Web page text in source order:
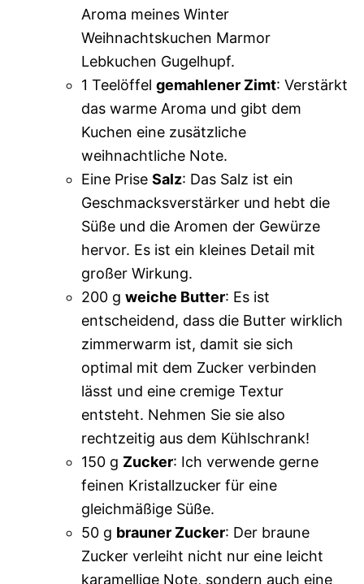
Aroma meines Winter
Weihnachtskuchen Marmor
Lebkuchen Gugelhupf.
1 Teelöffel gemahlener Zimt: Verstärkt
das warme Aroma und gibt dem
Kuchen eine zusätzliche
weihnachtliche Note.
Eine Prise Salz: Das Salz ist ein
Geschmacksverstärker und hebt die
Süße und die Aromen der Gewürze
hervor. Es ist ein kleines Detail mit
großer Wirkung.
200 g weiche Butter: Es ist
entscheidend, dass die Butter wirklich
zimmerwarm ist, damit sie sich
optimal mit dem Zucker verbinden
lässt und eine cremige Textur
entsteht. Nehmen Sie sie also
rechtzeitig aus dem Kühlschrank!
150 g Zucker: Ich verwende gerne
feinen Kristallzucker für eine
gleichmäßige Süße.
50 g brauner Zucker: Der braune
Zucker verleiht nicht nur eine leicht
karamellige Note, sondern auch eine